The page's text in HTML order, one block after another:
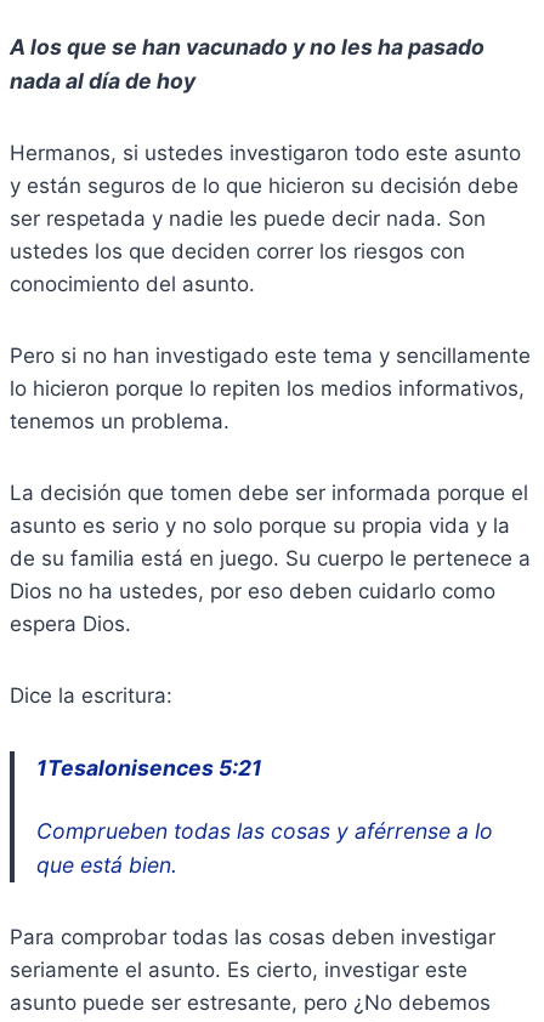
A los que se han vacunado y no les ha pasado
nada al día de hoy
Hermanos, si ustedes investigaron todo este asunto
y están seguros de lo que hicieron su decisión debe
ser respetada y nadie les puede decir nada. Son
ustedes los que deciden correr los riesgos con
conocimiento del asunto.
Pero si no han investigado este tema y sencillamente
lo hicieron porque lo repiten los medios informativos,
tenemos un problema.
La decisión que tomen debe ser informada porque el
asunto es serio y no solo porque su propia vida y la
de su familia está en juego. Su cuerpo le pertenece a
Dios no ha ustedes, por eso deben cuidarlo como
espera Dios.
Dice la escritura:
1Tesalonisences 5:21
Comprueben todas las cosas y aférrense a lo
que está bien.
Para comprobar todas las cosas deben investigar
seriamente el asunto. Es cierto, investigar este
asunto puede ser estresante, pero ¿No debemos